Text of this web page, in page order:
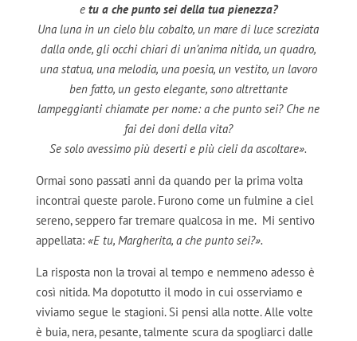
etu a che punto sei della tua pienezza?
Una luna in un cielo blu cobalto, un mare di luce screziata
dalla onde, gli occhi chiari di un’anima nitida, un quadro,
una statua, una melodia, una poesia, un vestito, un lavoro
ben fatto, un gesto elegante, sono altrettante
lampeggianti chiamate per nome: a che punto sei? Che ne
fai dei doni della vita?
Se solo avessimo più deserti e più cieli da ascoltare».
Ormai sono passati anni da quando per la prima volta
incontrai queste parole. Furono come un fulmine a ciel
sereno, seppero far tremare qualcosa in me. Mi sentivo
appellata: «E tu, Margherita, a che punto sei?».
La risposta non la trovai al tempo e nemmeno adesso è
così nitida. Ma dopotutto il modo in cui osserviamo e
viviamo segue le stagioni. Si pensi alla notte. Alle volte
è buia, nera, pesante, talmente scura da spogliarci dalle